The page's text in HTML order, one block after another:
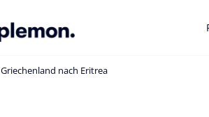
Griechenland nach Eritrea